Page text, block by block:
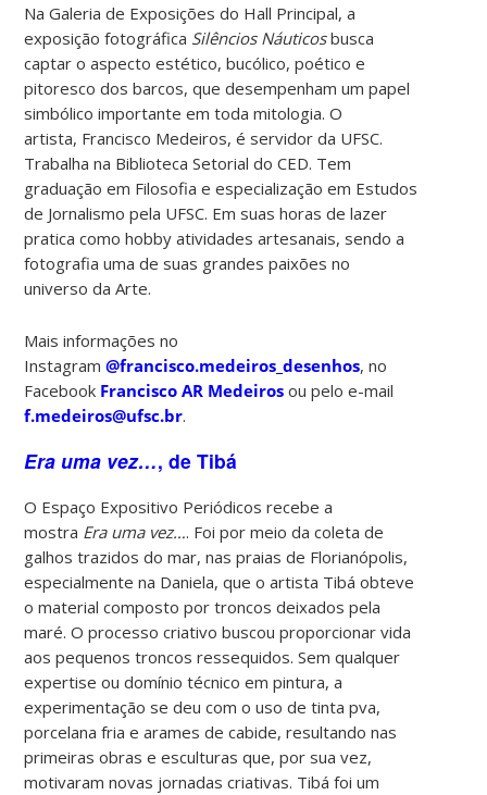
Na Galeria de Exposições do Hall Principal, a
exposição fotográfica Silêncios Náuticosbusca
captar o aspecto estético, bucólico, poético e
pitoresco dos barcos, que desempenham um papel
simbólico importante em toda mitologia. O
artista, Francisco Medeiros, é servidor da UFSC.
Trabalha na Biblioteca Setorial do CED. Tem
graduação em Filosofia e especialização em Estudos
de Jornalismo pela UFSC. Em suas horas de lazer
pratica como hobby atividades artesanais, sendo a
fotografia uma de suas grandes paixões no
universo da Arte.
Mais informações no
Instagram@francisco.medeiros_desenhos, no
Facebook Francisco AR Medeiros ou pelo e-mail
f.medeiros@ufsc.br.
Era uma vez…, de Tibá
O Espaço Expositivo Periódicos recebe a
mostra Era uma vez…. Foi por meio da coleta de
galhos trazidos do mar, nas praias de Florianópolis,
especialmente na Daniela, que o artista Tibá obteve
o material composto por troncos deixados pela
maré. O processo criativo buscou proporcionar vida
aos pequenos troncos ressequidos. Sem qualquer
expertise ou domínio técnico em pintura, a
experimentação se deu com o uso de tinta pva,
porcelana fria e arames de cabide, resultando nas
primeiras obras e esculturas que, por sua vez,
motivaram novas jornadas criativas. Tibá foi um